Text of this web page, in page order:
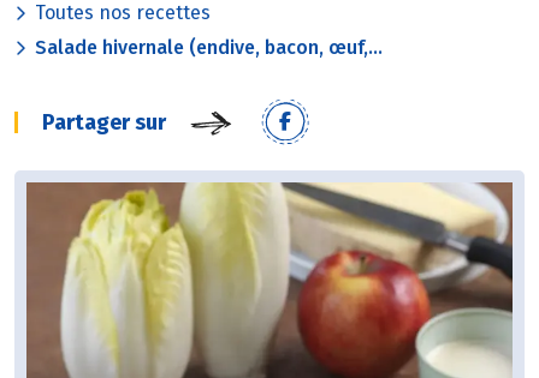
Toutes nos recettes
Salade hivernale (endive, bacon, œuf,...
Partager sur